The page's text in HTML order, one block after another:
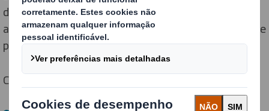
desempenho utiliza o mínimo de material possível
antes de ser testado com o nosso sistema inteligente e
patenteado DISCS™.
Colocamos cada embalagem à prova de: